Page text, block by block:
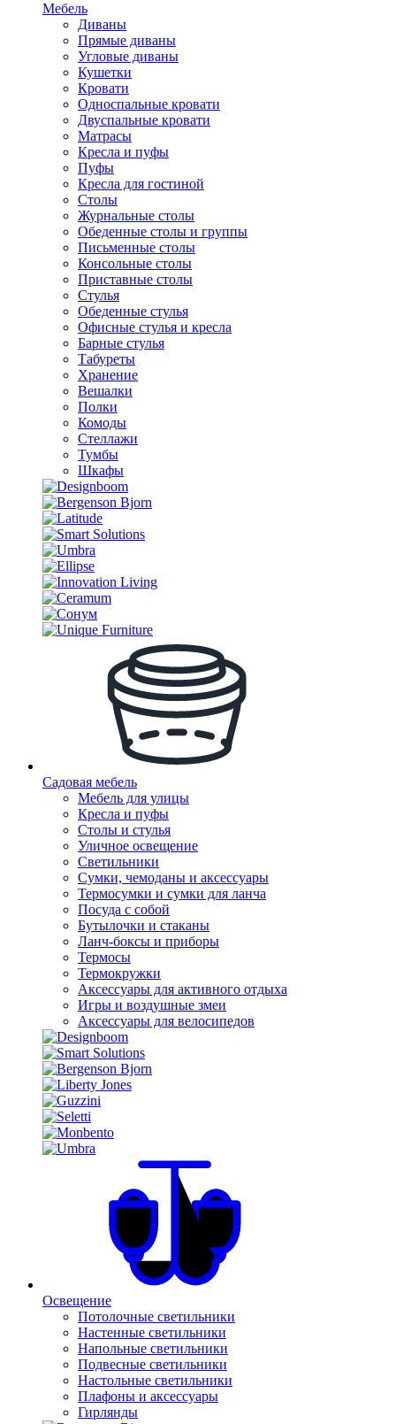
Мебель
Диваны
Прямые диваны
Угловые диваны
Кушетки
Кровати
Односпальные кровати
Двуспальные кровати
Матрасы
Кресла и пуфы
Пуфы
Кресла для гостиной
Столы
Журнальные столы
Обеденные столы и группы
Письменные столы
Консольные столы
Приставные столы
Стулья
Обеденные стулья
Офисные стулья и кресла
Барные стулья
Табуреты
Хранение
Вешалки
Полки
Комоды
Стеллажи
Тумбы
Шкафы
Садовая мебель
Мебель для улицы
Кресла и пуфы
Столы и стулья
Уличное освещение
Светильники
Сумки, чемоданы и аксессуары
Термосумки и сумки для ланча
Посуда с собой
Бутылочки и стаканы
Ланч-боксы и приборы
Термосы
Термокружки
Аксессуары для активного отдыха
Игры и воздушные змеи
Аксессуары для велосипедов
Освещение
Потолочные светильники
Настенные светильники
Напольные светильники
Подвесные светильники
Настольные светильники
Плафоны и аксессуары
Гирлянды